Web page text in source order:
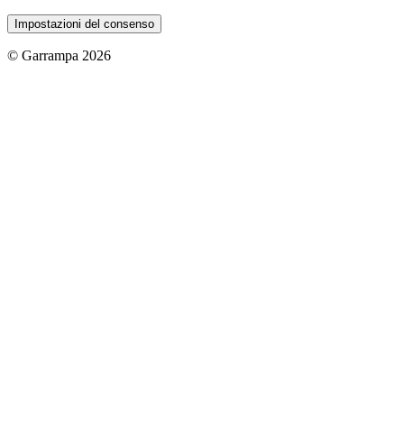
Impostazioni del consenso
© Garrampa 2026